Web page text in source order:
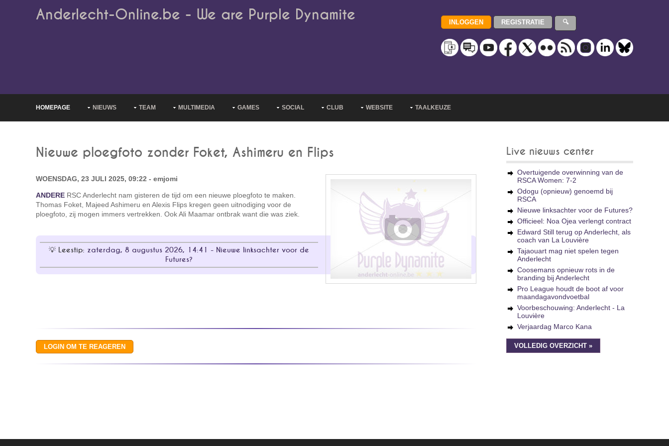
Anderlecht-Online.be - We are Purple Dynamite
HOMEPAGE NIEUWS TEAM MULTIMEDIA GAMES SOCIAL CLUB WEBSITE TAALKEUZE
Nieuwe ploegfoto zonder Foket, Ashimeru en Flips
WOENSDAG, 23 JULI 2025, 09:22 - emjomi
ANDERE RSC Anderlecht nam gisteren de tijd om een nieuwe ploegfoto te maken.
Thomas Foket, Majeed Ashimeru en Alexis Flips kregen geen uitnodiging voor de
ploegfoto, zij mogen immers vertrekken. Ook Ali Maamar ontbrak want die was ziek.
Leestip: zaterdag, 8 augustus 2026, 14:41 - Nieuwe linksachter voor de
Futures?
Live nieuws center
Overtuigende overwinning van de
RSCA Women: 7-2
Odogu (opnieuw) genoemd bij
RSCA
Nieuwe linksachter voor de Futures?
Officieel: Noa Ojea verlengt contract
Edward Still terug op Anderlecht, als
coach van La Louvière
Tajaouart mag niet spelen tegen
Anderlecht
Coosemans opnieuw rots in de
branding bij Anderlecht
Pro League houdt de boot af voor
maandagavondvoetbal
Voorbeschouwing: Anderlecht - La
Louvière
Verjaardag Marco Kana
VOLLEDIG OVERZICHT »